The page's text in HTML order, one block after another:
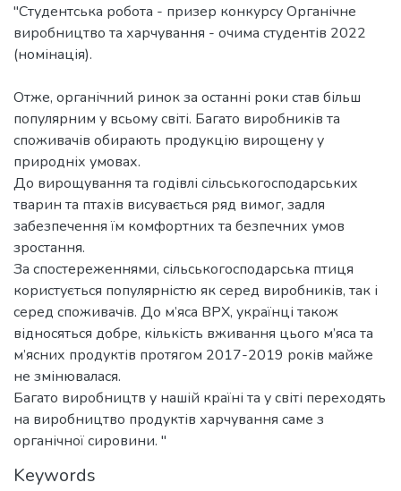
"Студентська робота - призер конкурсу Органічне
виробництво та харчування - очима студентів 2022
(номінація).
Отже, органічний ринок за останні роки став більш
популярним у всьому світі. Багато виробників та
споживачів обирають продукцію вирощену у
природніх умовах.
До вирощування та годівлі сільськогосподарських
тварин та птахів висувається ряд вимог, задля
забезпечення їм комфортних та безпечних умов
зростання.
За спостереженнями, сільськогосподарська птиця
користується популярністю як серед виробників, так і
серед споживачів. До м’яса ВРХ, українці також
відносяться добре, кількість вживання цього м’яса та
м’ясних продуктів протягом 2017-2019 років майже
не змінювалася.
Багато виробництв у нашій країні та у світі переходять
на виробництво продуктів харчування саме з
органічної сировини. "
Keywords